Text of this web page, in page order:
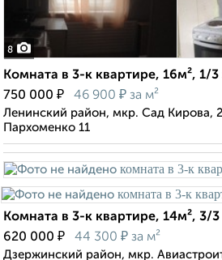
8
Комната в 3-к квартире, 16м², 1/
750 000 ₽ 46 900 ₽ за м²
Ленинский район, мкр. Сад Кирова,
Пархоменко 11
Комната в 3-к квартире, 14м², 3/
620 000 ₽ 44 300 ₽ за м²
Дзержинский район, мкр.